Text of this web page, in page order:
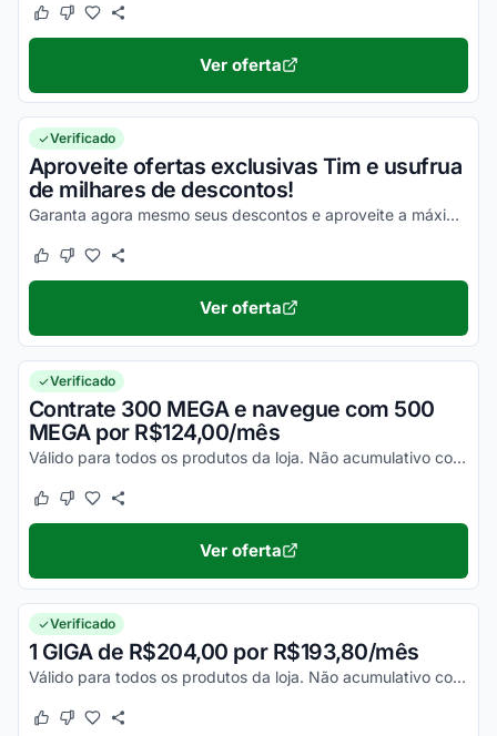
Este cupom funcionou
Este cupom não funcionou
Ver oferta
Verificado
Aproveite ofertas exclusivas Tim e usufrua
de milhares de descontos!
Garanta agora mesmo seus descontos e aproveite a máxima economia em todas as suas compras online!
Este cupom funcionou
Este cupom não funcionou
Ver oferta
Verificado
Contrate 300 MEGA e navegue com 500
MEGA por R$124,00/mês
Válido para todos os produtos da loja. Não acumulativo com outras promoções. Consulte as regras no site.
Este cupom funcionou
Este cupom não funcionou
Ver oferta
Verificado
1 GIGA de R$204,00 por R$193,80/mês
Válido para todos os produtos da loja. Não acumulativo com outras promoções. Consulte as regras no site.
Este cupom funcionou
Este cupom não funcionou